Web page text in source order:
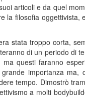
articoli e da quel
la filosofia oggettivista,
stata troppo corta,
di un periodo di
questi faranno
importanza ma,
tempo. Dimostrò
a molti